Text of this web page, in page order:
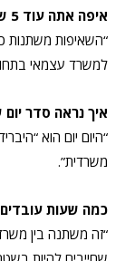
איפה אתה עוד 5 שנים?
“השאיפות משתנות
למשרד עצמאי
איך נראה סדר
“היום יום הוא
משרדית”.
כמה שעות
“זה משתנה בין